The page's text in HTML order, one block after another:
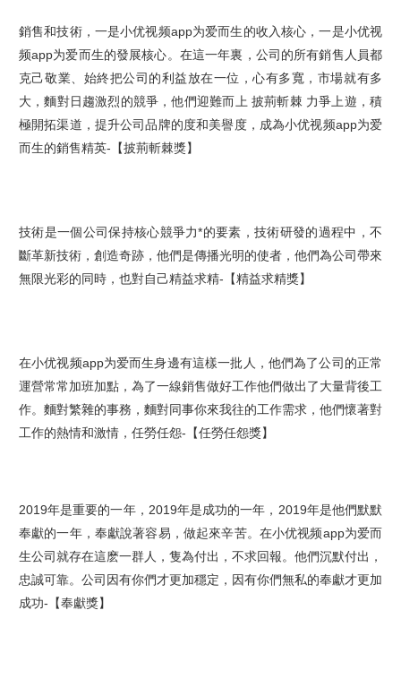
銷售和技術，一是小优视频app为爱而生的收入核心，一是小优视
频app为爱而生的發展核心。 在這一年裏，公司的所有銷售人員都
克己敬業、始終把公司的利益放在一位，心有多寬，市場就有多
大，麵對日趨激烈的競爭，他們迎難而上 披荊斬棘 力爭上遊，積
極開拓渠道，提升公司品牌的度和美譽度，成為小优视频app为爱
而生的銷售精英-【披荊斬棘獎】
技術是一個公司保持核心競爭力*的要素，技術研發的過程中，不
斷革新技術，創造奇跡，他們是傳播光明的使者，他們為公司帶來
無限光彩的同時，也對自己精益求精-【精益求精獎】
在小优视频app为爱而生身邊有這樣一批人，他們為了公司的正常
運營常常加班加點，為了一線銷售做好工作他們做出了大量背後工
作。麵對繁雜的事務，麵對同事你來我往的工作需求，他們懷著對
工作的熱情和激情，任勞任怨-【任勞任怨獎】
2019年是重要的一年，2019年是成功的一年，2019年是他們默默
奉獻的一年，奉獻說著容易，做起來辛苦。在小优视频app为爱而
生公司就存在這麽一群人，隻為付出，不求回報。他們沉默付出，
忠誠可靠。公司因有你們才更加穩定，因有你們無私的奉獻才更加
成功-【奉獻獎】